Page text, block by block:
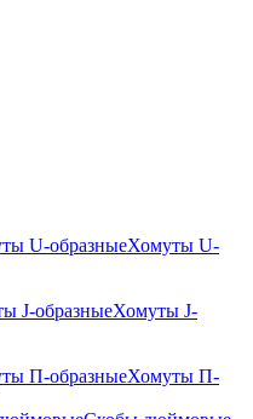
Хомуты U-
Хомуты J-
Хомуты П-